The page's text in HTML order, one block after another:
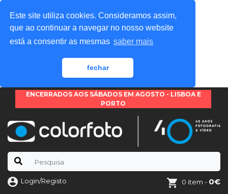
Este site utiliza cookies. Consideramos assim,
que ao continuar a navegar no nosso website
está a consentir as mesmas saber mais
fechar
ENCERRADOS AOS SÁBADOS EM AGOSTO - LISBOA E
PORTO
Login/Registo 0 item - 0€